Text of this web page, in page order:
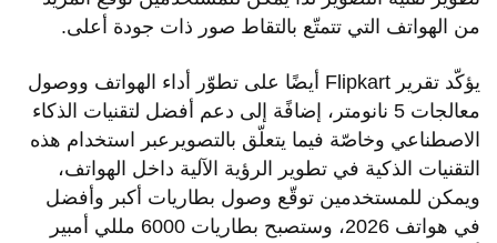
من الهواتف التي تتمتّع بالتقاط صور ذات جودة أعلى.
يؤكّد تقرير Flipkart أيضًا على تطوّر أداء الهواتف ووصول
معالجات 5 نانومتر، إضافًة إلى دعم أفضل لتقنيات الذكاء
الاصطناعي وخاصّة فيما يتعلّق بالتصويرعبر استخدام هذه
التقنيات الذكية في تطوير الرؤية الآلية داخل الهواتف،
ويمكن للمستخدمين توقّع وصول بطاريات أكبر وأفضل
في هواتف 2026، وستصبح بطاريات 6000 مللي أمبير